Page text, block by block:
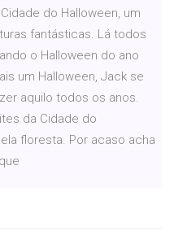
do Halloween, um
fantásticas. Lá todos
o Halloween do ano
um Halloween, Jack se
aquilo todos os anos.
da Cidade do
floresta. Por acaso acha